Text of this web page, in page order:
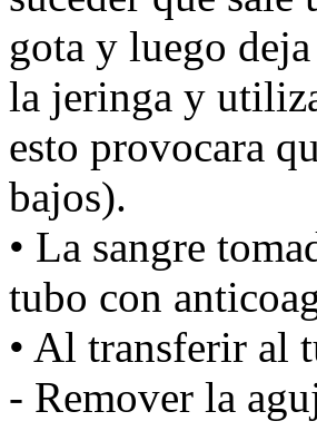
gota y luego
la jeringa y
esto provocara
bajos).
• La sangre
tubo con
• Al transferir al
- Remover la